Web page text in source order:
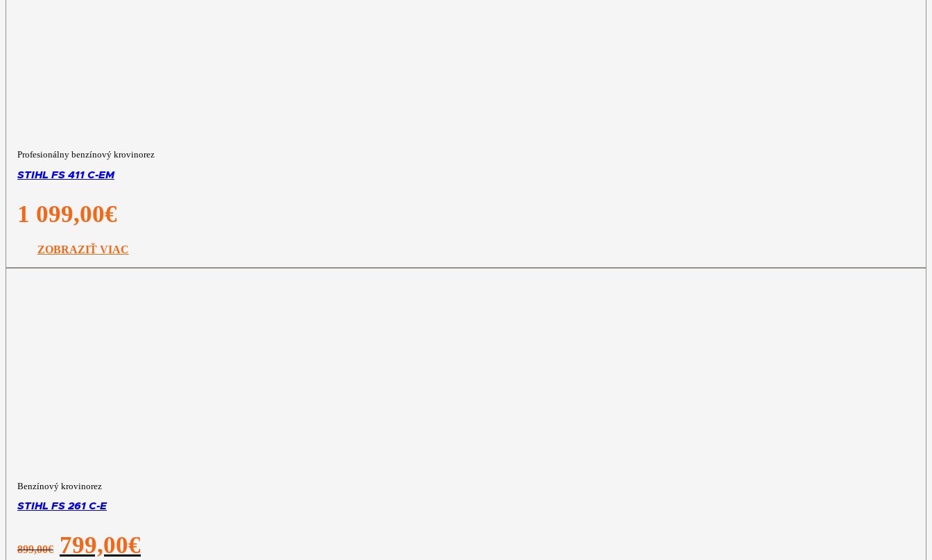
Profesionálny benzínový krovinorez
STIHL FS 411 C-EM
1 099,00€
ZOBRAZIŤ VIAC
Benzínový krovinorez
STIHL FS 261 C-E
899,00€
Pôvodná
cena
799,00€